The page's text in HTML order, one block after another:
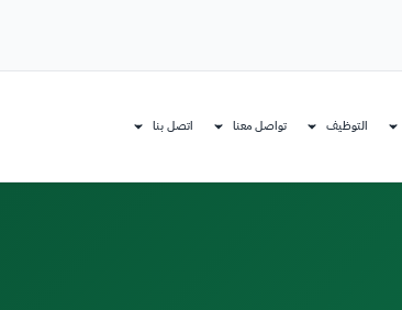
التوظيف تواصل معنا اتصل بنا